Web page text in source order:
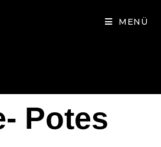
MENÜ
Potes